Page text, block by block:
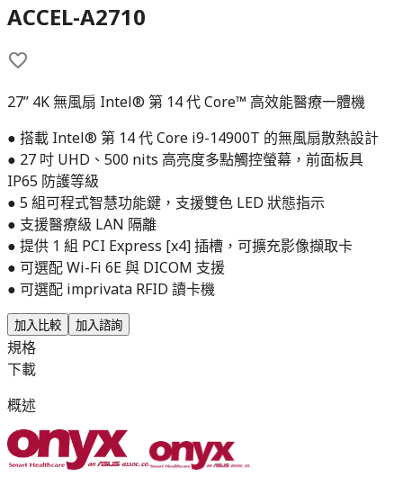
ACCEL-A2710
27” 4K 無風扇 Intel® 第 14 代 Core™ 高效能醫療一體機
● 搭載 Intel® 第 14 代 Core i9-14900T 的無風扇散熱設計
● 27 吋 UHD、500 nits 高亮度多點觸控螢幕，前面板具
IP65 防護等級
● 5 組可程式智慧功能鍵，支援雙色 LED 狀態指示
● 支援醫療級 LAN 隔離
● 提供 1 組 PCI Express [x4] 插槽，可擴充影像擷取卡
● 可選配 Wi-Fi 6E 與 DICOM 支援
● 可選配 imprivata RFID 讀卡機
加入比較 加入諮詢
規格
下載
概述